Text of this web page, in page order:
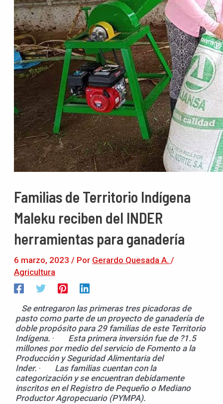
Familias de Territorio Indígena
Maleku reciben del INDER
herramientas para ganadería
6 marzo, 2023 / Por Gerardo Quesada A. /
Agricultura
Se entregaron las primeras tres picadoras de
pasto como parte de un proyecto de ganadería de
doble propósito para 29 familias de este Territorio
Indígena. · Esta primera inversión fue de ?1.5
millones por medio del servicio de Fomento a la
Producción y Seguridad Alimentaria del
Inder. · Las familias cuentan con la
categorización y se encuentran debidamente
inscritos en el Registro de Pequeño o Mediano
Productor Agropecuario (PYMPA).